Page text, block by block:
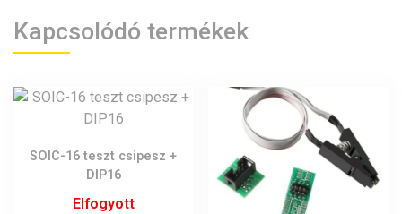
Kapcsolódó termékek
SOIC-16 teszt csipesz +
DIP16
Elfogyott